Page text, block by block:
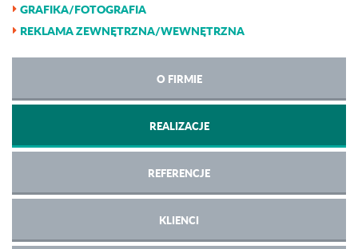
GRAFIKA/FOTOGRAFIA
REKLAMA ZEWNĘTRZNA/WEWNĘTRZNA
O FIRMIE
REALIZACJE
REFERENCJE
KLIENCI